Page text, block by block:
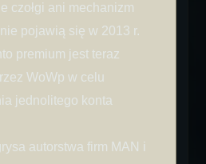
czołgi ani mechanizm
pojawią się w 2013 r.
premium jest teraz
WoWp w celu
jednolitego konta
autorstwa firm MAN i